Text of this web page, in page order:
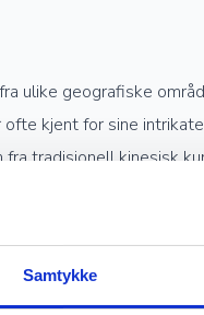
Samtykke
ulike geografiske
kjent for sine
tradisjonell kinesisk